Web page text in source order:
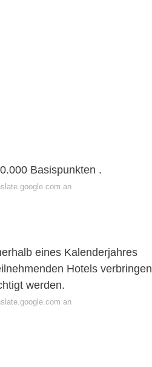
Basispunkten .
an
eines Kalenderjahres
Hotels verbringen
werden.
an